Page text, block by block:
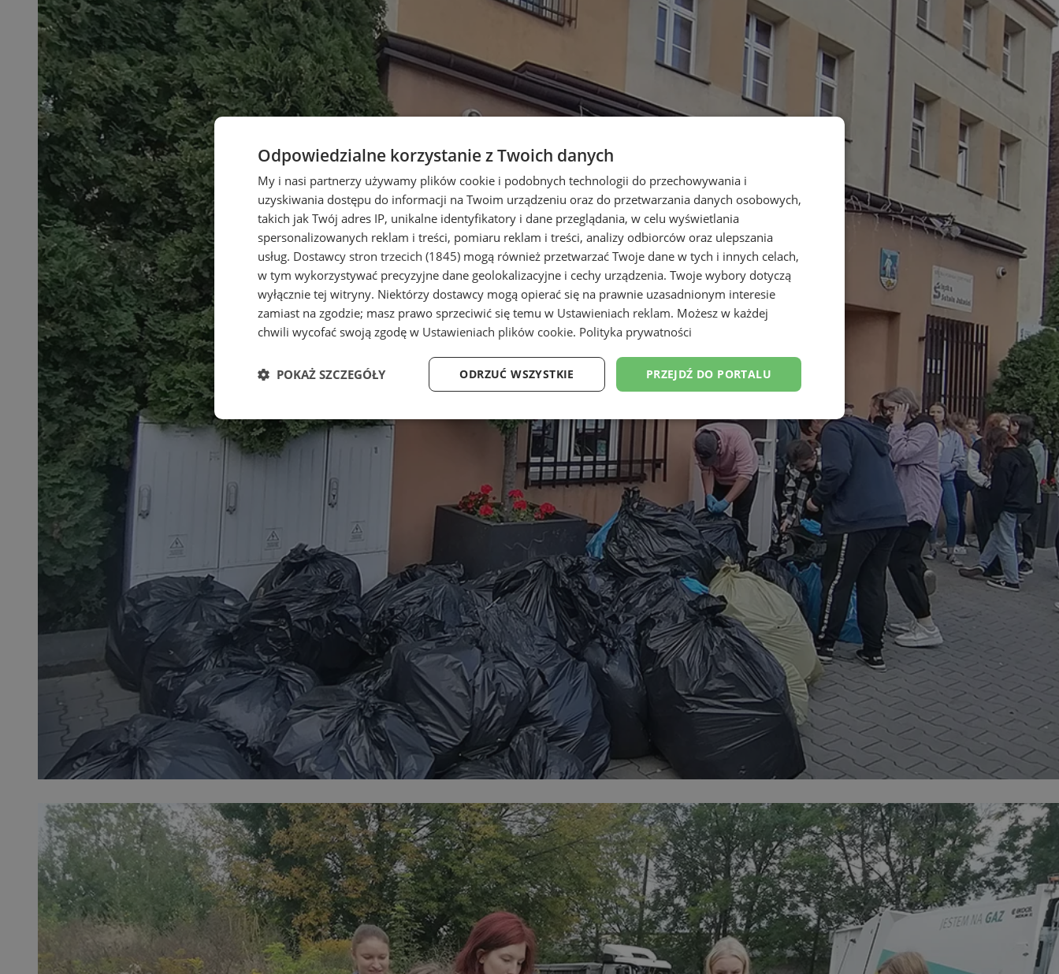
Odpowiedzialne korzystanie z Twoich danych
My i nasi partnerzy używamy plików cookie i podobnych technologii do przechowywania i
uzyskiwania dostępu do informacji na Twoim urządzeniu oraz do przetwarzania danych osobowych,
takich jak Twój adres IP, unikalne identyfikatory i dane przeglądania, w celu wyświetlania
spersonalizowanych reklam i treści, pomiaru reklam i treści, analizy odbiorców oraz ulepszania
usług. Dostawcy stron trzecich (1845) mogą również przetwarzać Twoje dane w tych i innych celach,
w tym wykorzystywać precyzyjne dane geolokalizacyjne i cechy urządzenia. Twoje wybory dotyczą
wyłącznie tej witryny. Niektórzy dostawcy mogą opierać się na prawnie uzasadnionym interesie
zamiast na zgodzie; masz prawo sprzeciwić się temu w Ustawieniach reklam. Możesz w każdej
chwili wycofać swoją zgodę w Ustawieniach plików cookie. Polityka prywatności
PRZEJDŹ DO PORTALU
ODRZUĆ WSZYSTKIE
POKAŻ SZCZEGÓŁY
Niezbędne Wydajność Targetowanie Funkcjonalność Niesklasyfikowane
Niezbędne Funkcjonalność Niesklasyfikowane
Niezbędne pliki cookie umożliwiają korzystanie z podstawowych funkcji strony internetowej, takich jak logowanie użytkownika i
zarządzanie kontem. Bez niezbędnych plików cookie nie można prawidłowo korzystać ze strony internetowej.
Nazwa Provider Domena
Okres
przechowywania
Opis
SessID siemianowice.net.pl 1 rok
Ten plik cookie przechowuje identyfikator sesji.
QeSessID
siemianowice.net.pl 1 rok
Ten plik cookie przechowuje identyfikator sesji.
MvSessID
siemianowice.net.pl 1 rok
Ten plik cookie przechowuje identyfikator sesji.
INGRESSCOOKIE
NGINX Inc.
bh.contextweb.com
Sesja
Rejestruje, który klaster serwerów obsługuje
gościa. Jest to używane w kontekście
równoważenia obciążenia w celu optymalizacji
doświadczenia użytkownika.
euds
.rfihub.com Sesja
Ten plik cookie jest używany do przechowywania
zgody użytkownika w odniesieniu do usług
śledzenia. Zazwyczaj rejestruje, czy użytkownik
__cf_bm
Cloudflare Inc.
.temu.com
29 minut 58
sekund
Ten plik cookie służy do rozróżniania ludzi i
botów. Jest to korzystne dla strony internetowej,
ponieważ umożliwia tworzenie ważnych raportów
na temat korzystania z jej witryny internetowej.
suid
Simplifi Holdings
Inc.
.simpli.fi
1 rok
Do przechowywania unikalnego identyfikatora
sesji.
CookieScriptConsent
CookieScript
siemianowice.net.pl
4 tygodnie 2 dni
Ten plik cookie jest używany przez usługę Cookie-
Script.com do zapamiętywania preferencji
dotyczących zgody użytkownika na pliki cookie.
Jest to konieczne, aby baner cookie Cookie-
Script.com działał poprawnie.
Google Privacy Policy